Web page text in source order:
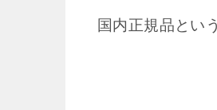
国内正規品とい